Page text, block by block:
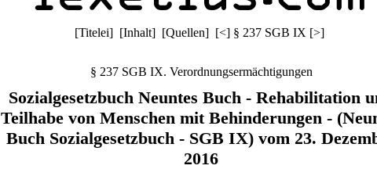
[Titelei] [Inhalt] [Quellen] [<] § 237 SGB IX [>]
§ 237 SGB IX. Verordnungsermächtigungen
Sozialgesetzbuch Neuntes Buch - Rehabilitation
Teilhabe von Menschen mit Behinderungen -
Buch Sozialgesetzbuch - SGB IX) vom 23.
2016